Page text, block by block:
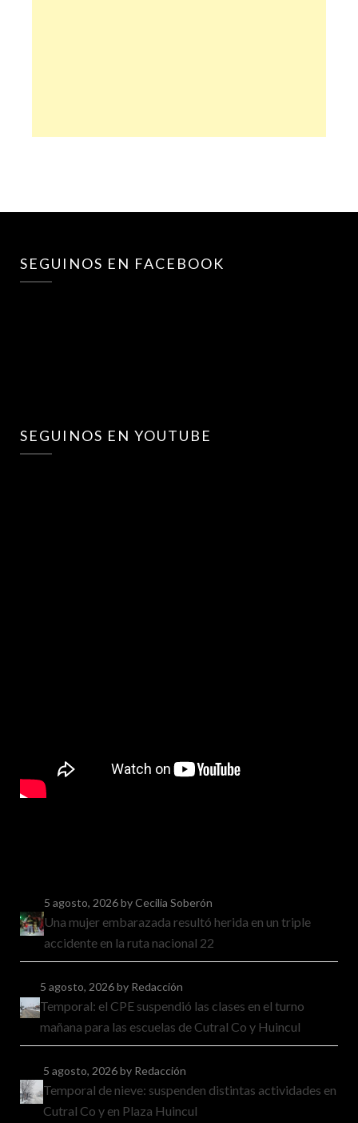
SEGUINOS EN FACEBOOK
SEGUINOS EN YOUTUBE
5 agosto, 2026by Cecilia Soberón
Una mujer embarazada resultó herida en un triple
accidente en la ruta nacional 22
5 agosto, 2026by Redacción
Temporal: el CPE suspendió las clases en el turno
mañana para las escuelas de Cutral Co y Huincul
5 agosto, 2026by Redacción
Temporal de nieve: suspenden distintas actividades en
Cutral Co y en Plaza Huincul